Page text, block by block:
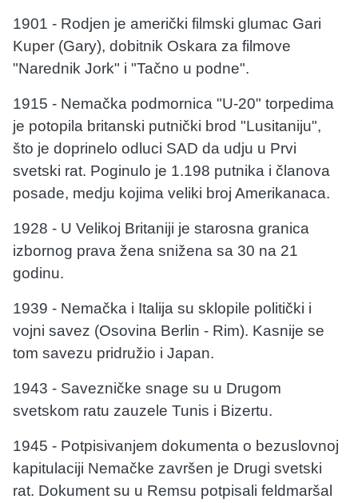
1901 - Rodjen je američki filmski glumac Gari
Kuper (Gary), dobitnik Oskara za filmove
"Narednik Jork" i "Tačno u podne".
1915 - Nemačka podmornica "U-20" torpedima
je potopila britanski putnički brod "Lusitaniju",
što je doprinelo odluci SAD da udju u Prvi
svetski rat. Poginulo je 1.198 putnika i članova
posade, medju kojima veliki broj Amerikanaca.
1928 - U Velikoj Britaniji je starosna granica
izbornog prava žena snižena sa 30 na 21
godinu.
1939 - Nemačka i Italija su sklopile politički i
vojni savez (Osovina Berlin - Rim). Kasnije se
tom savezu pridružio i Japan.
1943 - Savezničke snage su u Drugom
svetskom ratu zauzele Tunis i Bizertu.
1945 - Potpisivanjem dokumenta o bezuslovnoj
kapitulaciji Nemačke završen je Drugi svetski
rat. Dokument su u Remsu potpisali feldmaršal